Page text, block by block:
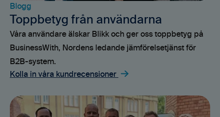
Blogg
Toppbetyg från användarna
Våra användare älskar Blikk och ger oss toppbetyg på
BusinessWith, Nordens ledande jämförelsetjänst för
B2B-system.
Kolla in våra kundrecensioner